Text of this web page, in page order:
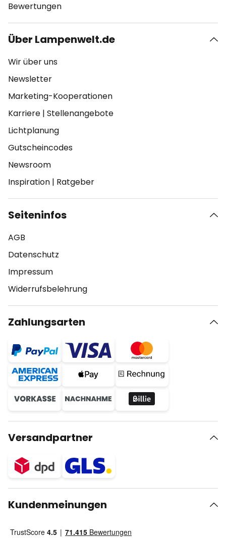
Bewertungen
Über Lampenwelt.de
Wir über uns
Newsletter
Marketing-Kooperationen
Karriere | Stellenangebote
Lichtplanung
Gutscheincodes
Newsroom
Inspiration | Ratgeber
Seiteninfos
AGB
Datenschutz
Impressum
Widerrufsbelehrung
Zahlungsarten
Versandpartner
Kundenmeinungen